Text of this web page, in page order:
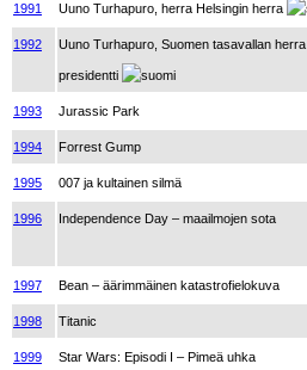
1991 Uuno Turhapuro, herra Helsingin herra
1992 Uuno Turhapuro, Suomen tasavallan herra
presidentti
1993 Jurassic Park
1994 Forrest Gump
1995 007 ja kultainen silmä
1996 Independence Day – maailmojen sota
1997 Bean – äärimmäinen katastrofielokuva
1998 Titanic
1999 Star Wars: Episodi I – Pimeä uhka